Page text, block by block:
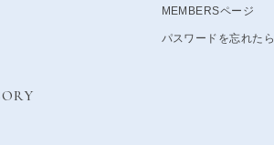
MEMBERSページ
パスワードを忘れたら